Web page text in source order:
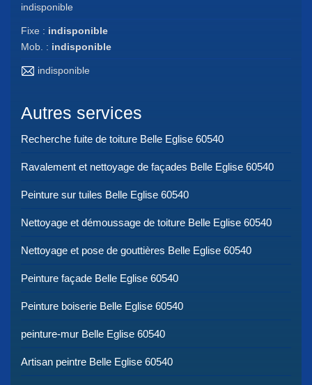
indisponible
Fixe : indisponible
Mob. : indisponible
indisponible
Autres services
Recherche fuite de toiture Belle Eglise 60540
Ravalement et nettoyage de façades Belle Eglise 60540
Peinture sur tuiles Belle Eglise 60540
Nettoyage et démoussage de toiture Belle Eglise 60540
Nettoyage et pose de gouttières Belle Eglise 60540
Peinture façade Belle Eglise 60540
Peinture boiserie Belle Eglise 60540
peinture-mur Belle Eglise 60540
Artisan peintre Belle Eglise 60540